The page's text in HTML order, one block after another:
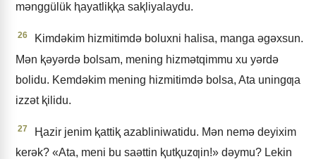
mǝnggülük ⱨayatliⱪⱪa saⱪliyalaydu.
26
Kimdǝkim hizmitimdǝ boluxni halisa, manga ǝgǝxsun.
Mǝn ⱪǝyǝrdǝ bolsam, mening hizmǝtqimmu xu yǝrdǝ
bolidu. Kemdǝkim mening hizmitimdǝ bolsa, Ata uningƣa
izzǝt ⱪilidu.
27
Ⱨazir jenim ⱪattiⱪ azabliniwatidu. Mǝn nemǝ deyixim
kerǝk? «Ata, meni bu saǝttin ⱪutⱪuzƣin!» dǝymu? Lekin